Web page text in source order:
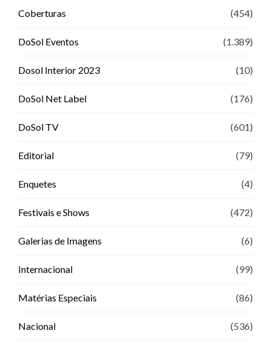
Coberturas (454)
DoSol Eventos (1.389)
Dosol Interior 2023 (10)
DoSol Net Label (176)
DoSol TV (601)
Editorial (79)
Enquetes (4)
Festivais e Shows (472)
Galerias de Imagens (6)
Internacional (99)
Matérias Especiais (86)
Nacional (536)